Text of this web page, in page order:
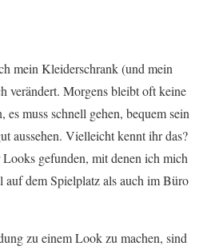
mein Kleiderschrank (und mein
verändert. Morgens bleibt oft keine
muss schnell gehen, bequem sein
aussehen. Vielleicht kennt ihr das?
gefunden, mit denen ich mich
dem Spielplatz als auch im Büro
zu einem Look zu machen, sind